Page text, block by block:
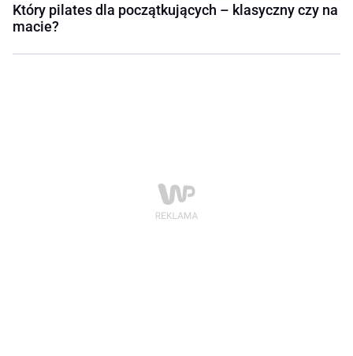
Który pilates dla początkujących – klasyczny czy na
macie?